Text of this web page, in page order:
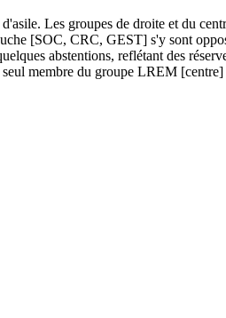
Les groupes de droite et du
[SOC, CRC, GEST] s'y sont
abstentions, reflétant des
membre du groupe LREM